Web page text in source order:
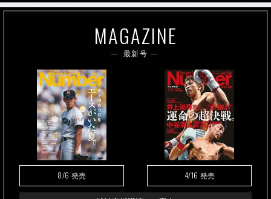
MAGAZINE
最新号
8/6 発売 4/16 発売